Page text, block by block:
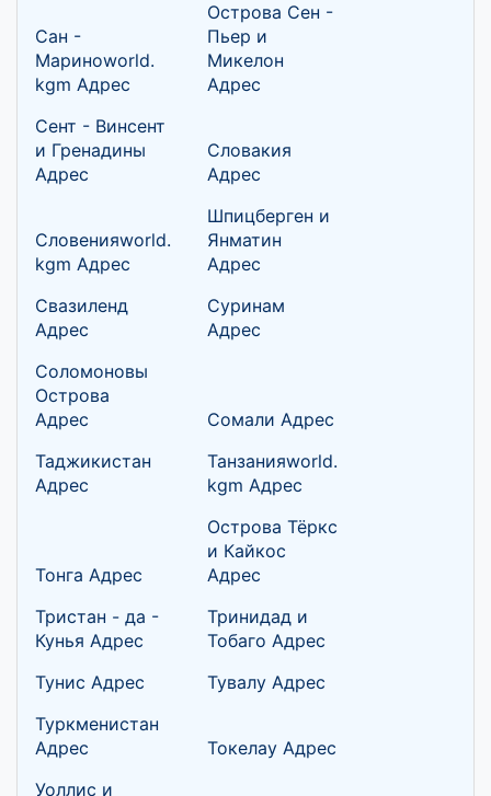
Сан -
Мариноworld.
kgm Адрес
Острова Сен -
Пьер и
Микелон
Адрес
Сент - Винсент
и Гренадины
Адрес
Словакия
Адрес
Словенияworld.
kgm Адрес
Шпицберген и
Янматин
Адрес
Свазиленд
Адрес
Суринам
Адрес
Соломоновы
Острова
Адрес
Сомали Адрес
Таджикистан
Адрес
Танзанияworld.
kgm Адрес
Тонга Адрес
Острова Тёркс
и Кайкос
Адрес
Тристан - да -
Кунья Адрес
Тринидад и
Тобаго Адрес
Тунис Адрес
Тувалу Адрес
Туркменистан
Адрес
Токелау Адрес
Уоллис и